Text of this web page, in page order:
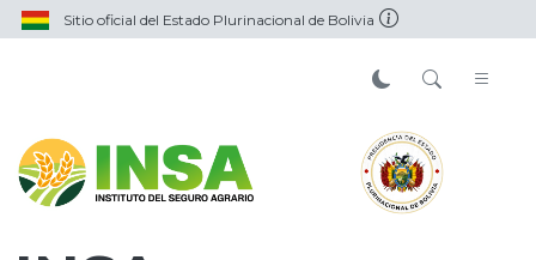
Sitio oficial del Estado Plurinacional de Bolivia